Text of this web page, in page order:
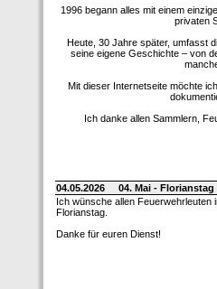
1996 begann alles mit einem
privaten
Heute, 30 Jahre später, umfasst
seine eigene Geschichte – von
Mit dieser Internetseite möchte
Ich danke allen Sammlern,
04.05.2026
04. Mai -
Ich wünsche allen Feuerwehrleuten
Florianstag.
Danke für euren Dienst!